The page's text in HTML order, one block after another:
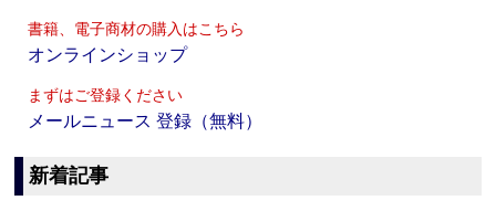
書籍、電子商材の購入はこちら
オンラインショップ
まずはご登録ください
メールニュース 登録（無料）
新着記事